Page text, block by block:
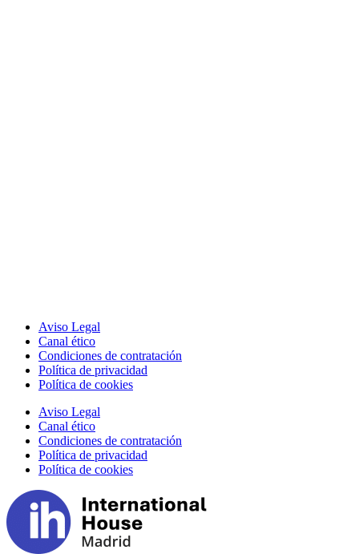
Aviso Legal
Canal ético
Condiciones de contratación
Política de privacidad
Política de cookies
Aviso Legal
Canal ético
Condiciones de contratación
Política de privacidad
Política de cookies